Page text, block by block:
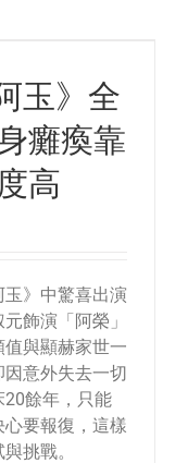
玉》全
癱瘓靠
高
》中驚喜出演
飾演「阿榮」
與顯赫家世一
意外失去一切
20餘年，只能
要報復，這樣
挑戰。